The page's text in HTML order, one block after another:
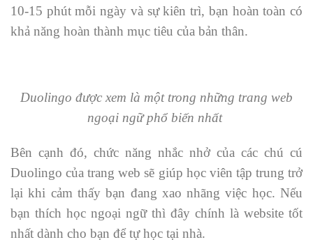
10-15 phút mỗi ngày và sự kiên trì, bạn hoàn toàn có
khả năng hoàn thành mục tiêu của bản thân.
Duolingo được xem là một trong những trang web
ngoại ngữ phổ biến nhất
Bên cạnh đó, chức năng nhắc nhở của các chú cú
Duolingo của trang web sẽ giúp học viên tập trung trở
lại khi cảm thấy bạn đang xao nhãng việc học. Nếu
bạn thích học ngoại ngữ thì đây chính là website tốt
nhất dành cho bạn để tự học tại nhà.